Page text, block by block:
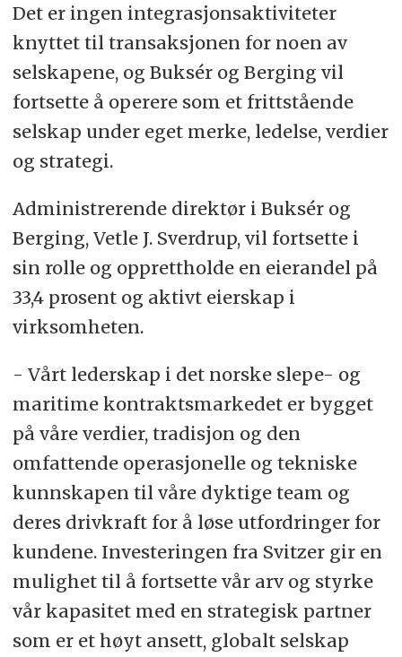
Det er ingen integrasjonsaktiviteter
knyttet til transaksjonen for noen av
selskapene, og Buksér og Berging vil
fortsette å operere som et frittstående
selskap under eget merke, ledelse, verdier
og strategi.
Administrerende direktør i Buksér og
Berging, Vetle J. Sverdrup, vil fortsette i
sin rolle og opprettholde en eierandel på
33,4 prosent og aktivt eierskap i
virksomheten.
- Vårt lederskap i det norske slepe- og
maritime kontraktsmarkedet er bygget
på våre verdier, tradisjon og den
omfattende operasjonelle og tekniske
kunnskapen til våre dyktige team og
deres drivkraft for å løse utfordringer for
kundene. Investeringen fra Svitzer gir en
mulighet til å fortsette vår arv og styrke
vår kapasitet med en strategisk partner
som er et høyt ansett, globalt selskap